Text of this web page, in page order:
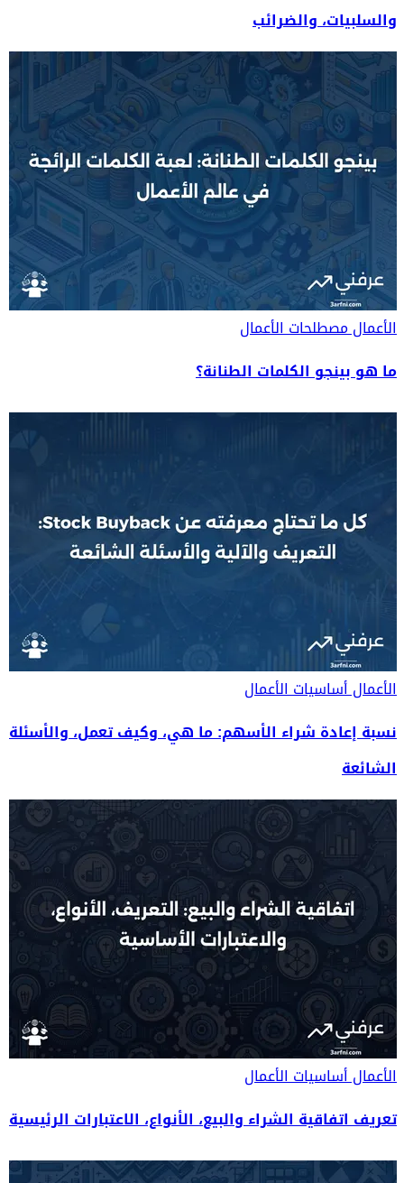
والسلبيات، والضرائب
الأعمالمصطلحات الأعمال
ما هو بينجو الكلمات الطنانة؟
الأعمالأساسيات الأعمال
نسبة إعادة شراء الأسهم: ما هي، وكيف تعمل، والأسئلة
الشائعة
الأعمالأساسيات الأعمال
تعريف اتفاقية الشراء والبيع، الأنواع، الاعتبارات الرئيسية